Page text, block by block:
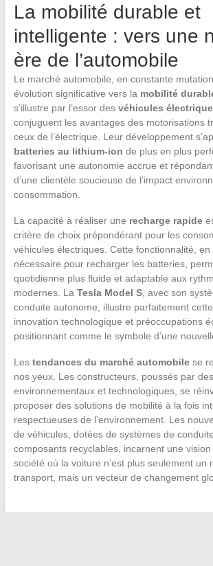
La mobilité durable et
intelligente : vers une
ère de l’automobile
Le marché automobile, en constante
évolution significative vers la mobilité
s’illustre par l’essor des véhicules
conjuguent les avantages des motorisations
ceux de l’électrique. Leur développement
batteries au lithium-ion de plus en plus
favorisant une autonomie accrue et
d’une clientèle soucieuse de l’impact
consommation.
La capacité à réaliser une recharge rapide
critère de choix prépondérant pour les
véhicules électriques. Cette fonctionnalité,
nécessaire pour recharger les batteries,
quotidienne plus fluide et adaptable aux
modernes. La Tesla Model S, avec son
conduite autonome, illustre parfaitement
innovation technologique et préoccupations
positionnant comme le symbole d’une
Les tendances du marché automobilese
nos yeux. Les constructeurs, poussés par
environnementaux et technologiques, se
proposer des solutions de mobilité à la fois
respectueuses de l’environnement. Les
de véhicules, dotées de systèmes de
composants recyclables, incarnent une
société où la voiture n’est plus seulement un
transport, mais un vecteur de changement